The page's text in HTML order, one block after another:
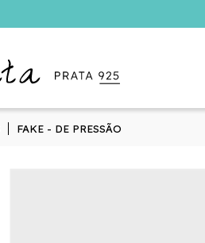
FAKE - DE PRESSÃO